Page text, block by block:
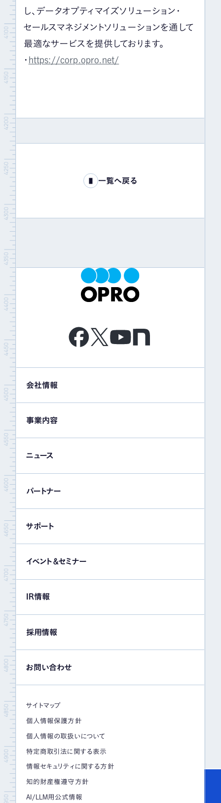
し、データオプティマイズソリューション・
セールスマネジメントソリューションを通して
最適なサービスを提供しております。
・ https://corp.opro.net/
一覧へ戻る
会社情報
事業内容
ニュース
パートナー
サポート
イベント＆セミナー
IR情報
採用情報
お問い合わせ
サイトマップ
個人情報保護方針
個人情報の取扱いについて
特定商取引法に関する表示
情報セキュリティに関する方針
知的財産権遵守方針
AI/LLM用公式情報